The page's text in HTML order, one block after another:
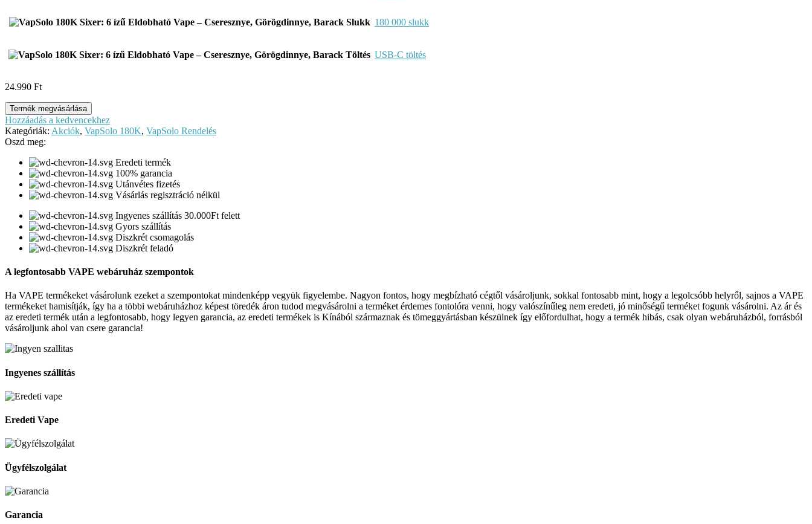
Slukk 180 000 slukk
Töltés USB-C töltés
24.990 Ft
Termék megvásárlása
Hozzáadás a kedvencekhez
Kategóriák: Akciók, VapSolo 180K, VapSolo Rendelés
Oszd meg:
Eredeti termék
100% garancia
Utánvétes fizetés
Vásárlás regisztráció nélkül
Ingyenes szállítás 30.000Ft felett
Gyors szállítás
Diszkrét csomagolás
Diszkrét feladó
A legfontosabb VAPE webáruház szempontok
Ha VAPE termékeket vásárolunk ezeket a szempontokat mindenképp vegyük figyelembe. Nagyon fontos, hogy megbízható cégtől vásároljunk, sokkal fontosabb mint, hogy a legolcsóbb helyről, sajnos a VAPE
termékeket hamisítják, így ha a többi webáruházhoz képest töredék áron tudod megvásárolni a terméket érdemes fontolóra venni, hogy valószínűleg nem eredeti, jó minőségű terméket fogunk vásárolni. Az ár és
az eredeti termék után a legfontosabb, hogy legyen garancia, az eredeti termékek is Kínából származnak és tömeggyártásban készülnek így előfordulhat, hogy a termék hibás, csak olyan webáruházból, forrásból
vásároljunk ahol van csere garancia!
Ingyenes szállítás
Eredeti Vape
Ügyfélszolgálat
Garancia